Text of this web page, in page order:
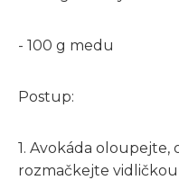
- 100 g medu
Postup:
1. Avokáda oloupejte,
rozmačkejte